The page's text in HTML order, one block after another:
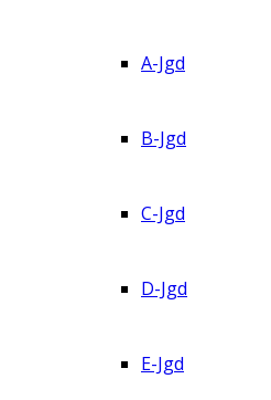
A-Jgd
B-Jgd
C-Jgd
D-Jgd
E-Jgd